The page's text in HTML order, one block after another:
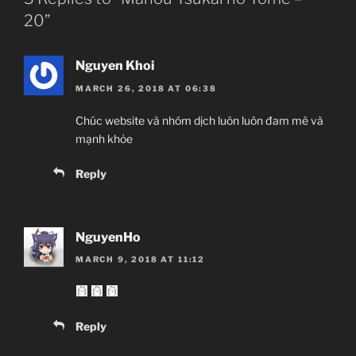
20”
Nguyen Khoi
MARCH 26, 2018 AT 06:38
Chúc website và nhóm dịch luôn luôn đam mê và
mạnh khỏe
Reply
NguyenHo
MARCH 9, 2018 AT 11:12
Reply